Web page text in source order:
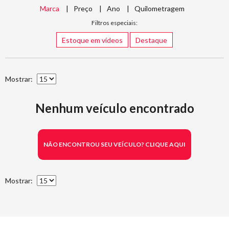
Marca Preço Ano Quilometragem
Filtros especiais:
Estoque em vídeos Destaque
Mostrar:
Nenhum veículo encontrado
NÃO ENCONTROU SEU VEÍCULO? CLIQUE AQUI
Mostrar: